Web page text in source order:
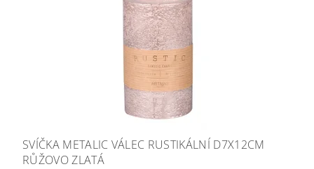
SVÍČKA METALIC VÁLEC RUSTIKÁLNÍ D7X12CM
RŮŽOVO ZLATÁ